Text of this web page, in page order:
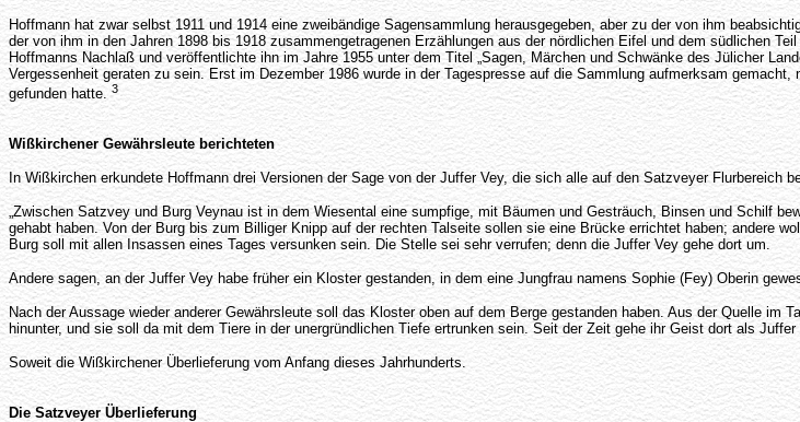
Hoffmann hat zwar selbst 1911 und 1914 eine zweibändige Sagensammlung herausgegeben, aber zu der von ihm
der von ihm in den Jahren 1898 bis 1918 zusammengetragenen Erzählungen aus der nördlichen Eifel und dem südlichen
Hoffmanns Nachlaß und veröffentlichte ihn im Jahre 1955 unter dem Titel „Sagen, Märchen und Schwänke des Jülicher
Vergessenheit geraten zu sein. Erst im Dezember 1986 wurde in der Tagespresse auf die Sammlung aufmerksam
gefunden hatte.
3
Wißkirchener Gewährsleute berichteten
In Wißkirchen erkundete Hoffmann drei Versionen der Sage von der Juffer Vey, die sich alle auf den Satzveyer Flurbereich
„Zwischen Satzvey und Burg Veynau ist in dem Wiesental eine sumpfige, mit Bäumen und Gesträuch, Binsen und Schilf
gehabt haben. Von der Burg bis zum Billiger Knipp auf der rechten Talseite sollen sie eine Brücke errichtet haben; andere
Burg soll mit allen Insassen eines Tages versunken sein. Die Stelle sei sehr verrufen; denn die Juffer Vey gehe dort um.
Andere sagen, an der Juffer Vey habe früher ein Kloster gestanden, in dem eine Jungfrau namens Sophie (Fey) Oberin
Nach der Aussage wieder anderer Gewährsleute soll das Kloster oben auf dem Berge gestanden haben. Aus der Quelle
hinunter, und sie soll da mit dem Tiere in der unergründlichen Tiefe ertrunken sein. Seit der Zeit gehe ihr Geist dort als Juffer
Soweit die Wißkirchener Überlieferung vom Anfang dieses Jahrhunderts.
Die Satzveyer Überlieferung